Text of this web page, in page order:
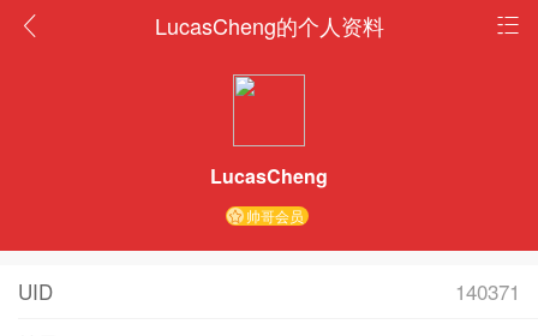
LucasCheng的个人资料
LucasCheng
帅哥会员
UID
140371